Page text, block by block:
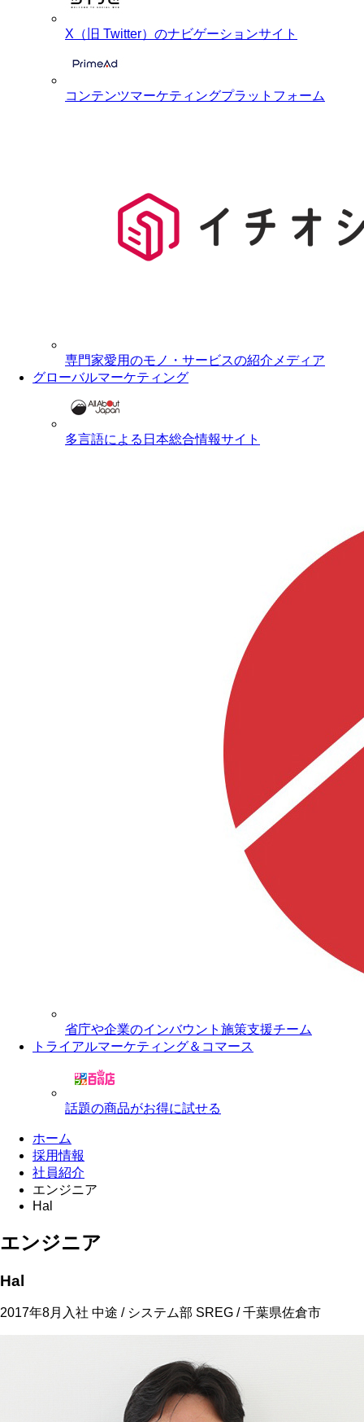
X（旧 Twitter）のナビゲーションサイト
コンテンツマーケティングプラットフォーム
専門家愛用のモノ・サービスの紹介メディア
グローバルマーケティング
多言語による日本総合情報サイト
省庁や企業のインバウント施策支援チーム
トライアルマーケティング＆コマース
話題の商品がお得に試せる
ホーム
採用情報
社員紹介
エンジニア
Hal
エンジニア
Hal
2017年8月入社 中途 / システム部 SREG / 千葉県佐倉市